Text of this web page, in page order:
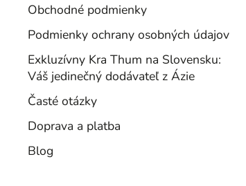
Obchodné podmienky
Podmienky ochrany osobných údajov
Exkluzívny Kra Thum na Slovensku:
Váš jedinečný dodávateľ z Ázie
Časté otázky
Doprava a platba
Blog